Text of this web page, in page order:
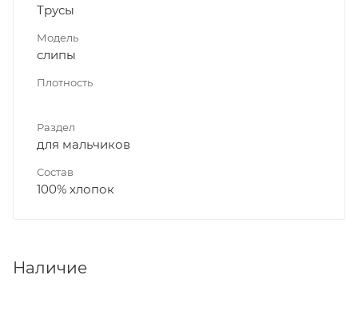
Трусы
Модель
слипы
Плотность
Раздел
для мальчиков
Состав
100% хлопок
Наличие